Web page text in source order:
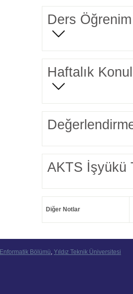
Ders Öğrenim
Haftalık
AKTS İşyükü
Diğer Notlar
Enformatik Bölümü, Yıldız Teknik Üniversitesi